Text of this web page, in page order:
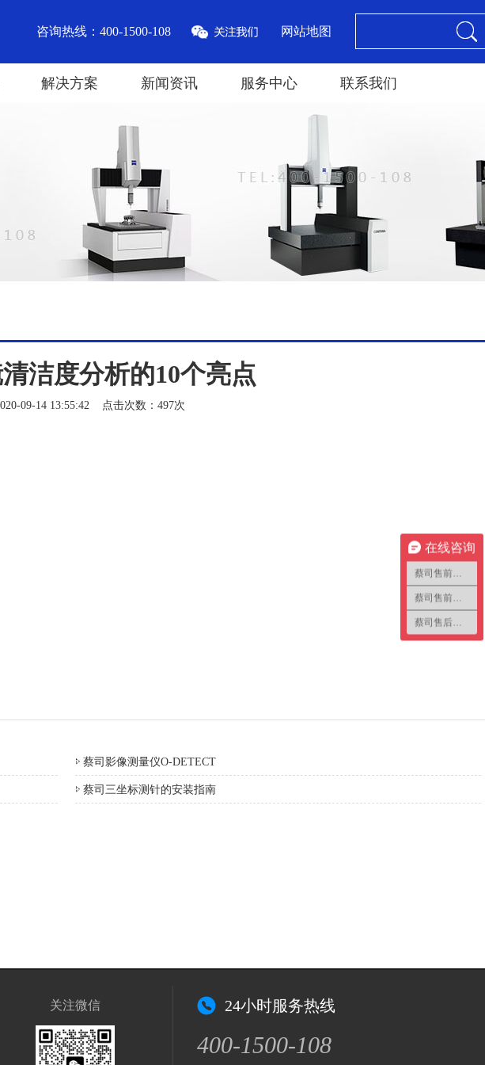
网站地图
咨询热线：400-1500-108
解决方案 新闻资讯 服务中心 联系我们
洁度分析的10个亮点
09-14 13:55:42 点击次数： 497次
蔡司影像测量仪O-DETECT
蔡司三坐标测针的安装指南
关注微信 24小时服务热线
400-1500-108
在线咨询
蔡司售前咨询1
蔡司售前咨询2
蔡司售后咨询